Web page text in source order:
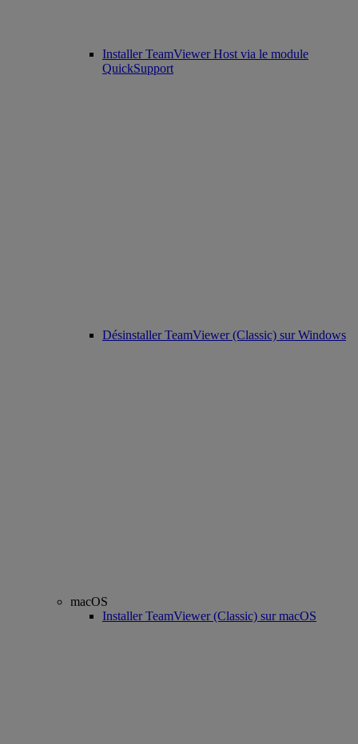
Installer TeamViewer Host via le module
QuickSupport
Désinstaller TeamViewer (Classic) sur Windows
macOS
Installer TeamViewer (Classic) sur macOS